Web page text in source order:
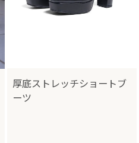
厚底ストレッチショートブ
ーツ